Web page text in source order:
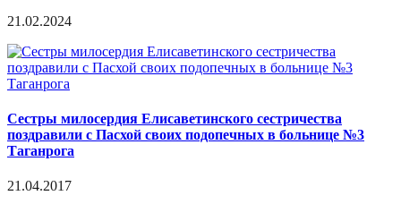
21.02.2024
Сестры милосердия Елисаветинского сестричества
поздравили с Пасхой своих подопечных в больнице №3
Таганрога
21.04.2017